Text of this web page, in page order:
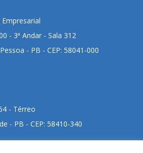
- 3ª Andar - Sala 312
- PB - CEP: 58041-000
- Térreo
- PB - CEP: 58410-340